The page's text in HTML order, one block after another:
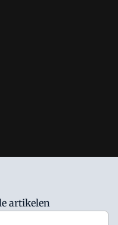
Lees in
van deze site zijn de
Algemene Voorwaarden
artikelen